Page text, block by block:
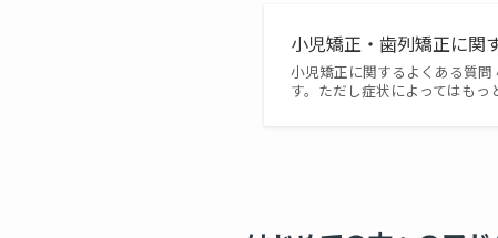
小児矯正・歯列矯正に関
小児矯正に関するよくある質
す。ただし症状によってはも